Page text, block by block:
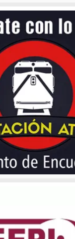
Civiles
Empresariales
e Iluminación
Eventos